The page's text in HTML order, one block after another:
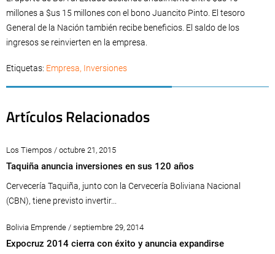
millones a $us 15 millones con el bono Juancito Pinto. El tesoro
General de la Nación también recibe beneficios. El saldo de los
ingresos se reinvierten en la empresa.
Etiquetas: Empresa, Inversiones
Artículos Relacionados
Los Tiempos / octubre 21, 2015
Taquiña anuncia inversiones en sus 120 años
Cervecería Taquiña, junto con la Cervecería Boliviana Nacional
(CBN), tiene previsto invertir...
Bolivia Emprende / septiembre 29, 2014
Expocruz 2014 cierra con éxito y anuncia expandirse